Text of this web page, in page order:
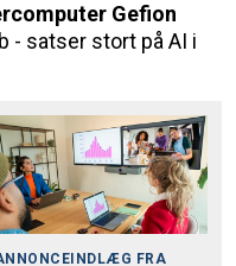
Gefion
- satser stort på AI i
FRA